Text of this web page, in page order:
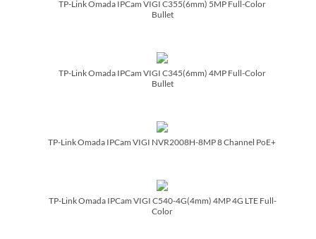
TP-Link Omada IPCam VIGI C355(6mm) 5MP Full-Color
Bullet
TP-Link Omada IPCam VIGI C345(6mm) 4MP Full-Color
Bullet
TP-Link Omada IPCam VIGI NVR2008H-8MP 8 Channel PoE+
TP-Link Omada IPCam VIGI C540-4G(4mm) 4MP 4G LTE Full-
Color